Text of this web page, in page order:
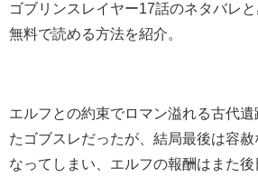
ゴブリンスレイヤー17話のネタバレ
無料で読める方法を紹介。
エルフとの約束でロマン溢れる古代
たゴブスレだったが、結局最後は容
なってしまい、エルフの報酬はまた後